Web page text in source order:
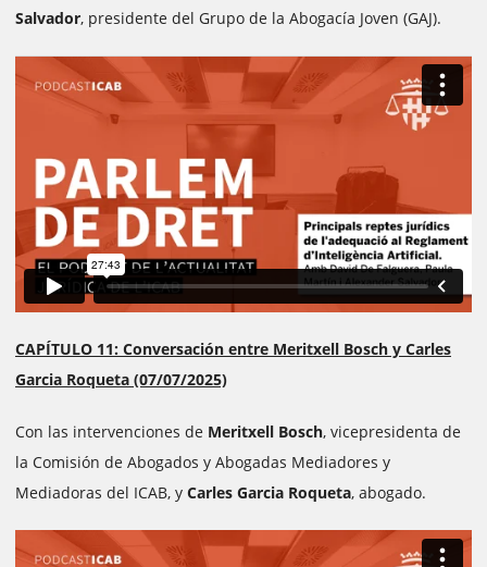
Salvador, presidente del Grupo de la Abogacía Joven (GAJ).
CAPÍTULO 11: Conversación entre Meritxell Bosch y Carles
Garcia Roqueta (07/07/2025)
Con las intervenciones de Meritxell Bosch, vicepresidenta de
la Comisión de Abogados y Abogadas Mediadores y
Mediadoras del ICAB, y Carles Garcia Roqueta, abogado.